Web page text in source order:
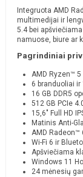
Integruota AMD
multimedijai ir
5.4 bei
namuose, biure ar
Pagrindiniai
AMD Ryzen™
6 branduoliai ir
16 GB DDR5
512 GB PCIe
15,6" Full HD
Matinis Anti-
AMD Radeon™
Wi-Fi 6 ir
Apšviečiama
Windows 11
24 mėnesių